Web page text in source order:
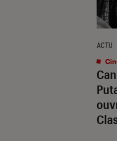
ACTU